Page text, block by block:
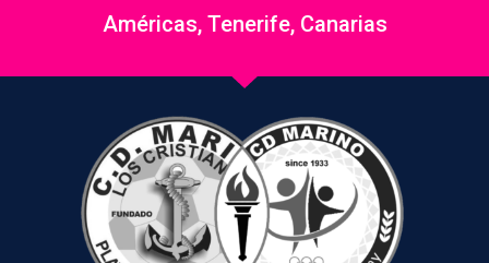
Américas, Tenerife, Canarias